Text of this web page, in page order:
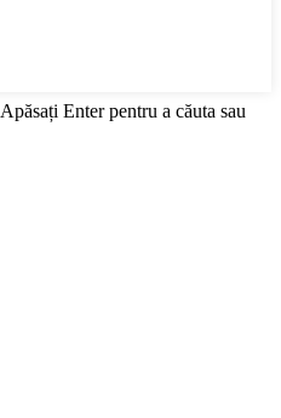
Apăsați Enter pentru a căuta sau